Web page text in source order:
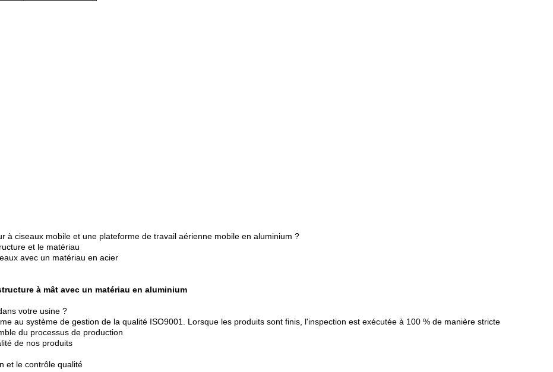
à ciseaux mobile et une plateforme de travail aérienne mobile en aluminium ?
et le matériau
avec un matériau en acier
à mât avec un matériau en aluminium
votre usine ?
au système de gestion de la qualité ISO9001. Lorsque les produits sont finis, l'inspection est exécutée à 100 % de manière stricte
du processus de production
de nos produits
et le contrôle qualité